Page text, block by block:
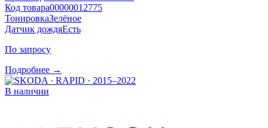
Код товара00000012775
ТонировкаЗелёное
Датчик дождяЕсть
По запросу
Подробнее →
В наличии